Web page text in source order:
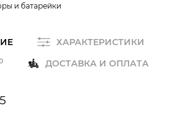
и батарейки
ХАРАКТЕРИСТИКИ
ДОСТАВКА И ОПЛАТА